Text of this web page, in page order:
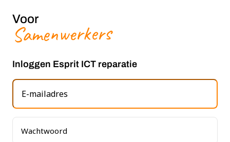
Voor
Samenwerkers
Inloggen Esprit ICT reparatie